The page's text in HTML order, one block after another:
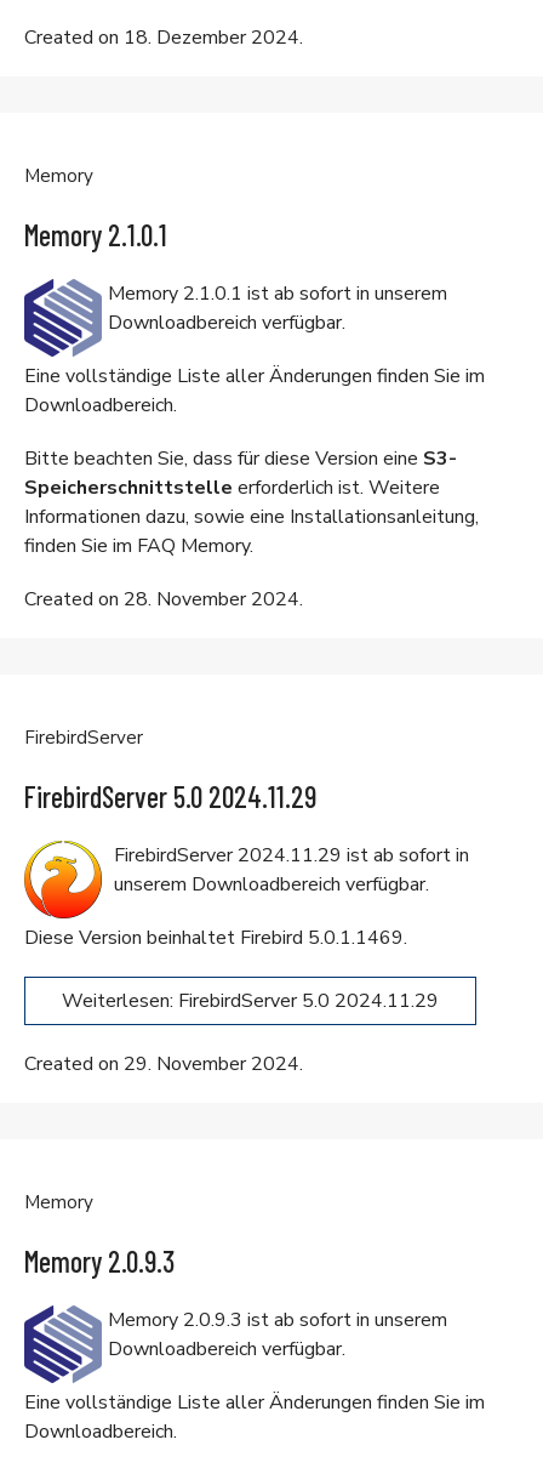
Created on 18. Dezember 2024.
Memory
Memory 2.1.0.1
Memory 2.1.0.1 ist ab sofort in unserem
Downloadbereich verfügbar.
Eine vollständige Liste aller Änderungen finden Sie im
Downloadbereich.
Bitte beachten Sie, dass für diese Version eine S3-
Speicherschnittstelle erforderlich ist. Weitere
Informationen dazu, sowie eine Installationsanleitung,
finden Sie im FAQ Memory.
Created on 28. November 2024.
FirebirdServer
FirebirdServer 5.0 2024.11.29
FirebirdServer 2024.11.29 ist ab sofort in
unserem Downloadbereich verfügbar.
Diese Version beinhaltet Firebird 5.0.1.1469.
Weiterlesen: FirebirdServer 5.0 2024.11.29
Created on 29. November 2024.
Memory
Memory 2.0.9.3
Memory 2.0.9.3 ist ab sofort in unserem
Downloadbereich verfügbar.
Eine vollständige Liste aller Änderungen finden Sie im
Downloadbereich.